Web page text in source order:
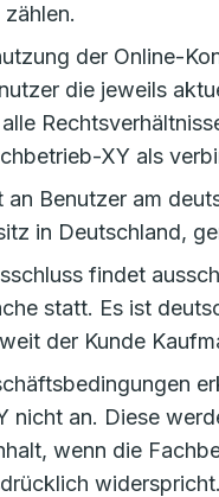
der Online-
die jeweils
XY als
an Benutzer am
in Deutschland,
findet
statt. Es ist
der Kunde
nicht an. Diese
wenn die
widerspricht.